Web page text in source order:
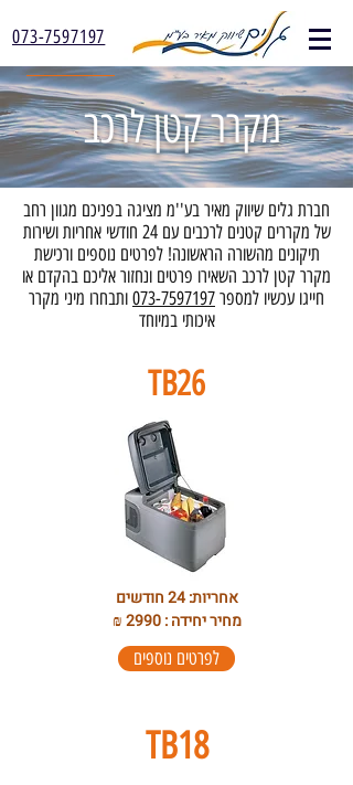
073-7597197
מקרר קטן לרכב
​​חברת גלים שיווק מאיר בע''מ מציגה בפניכם מגוון רחב
של מקררים קטנים לרכבים עם 24 חודשי אחריות ושירות
תיקונים מהשורה הראשונה! לפרטים נוספים ורכישת
מקרר קטן לרכב השאירו פרטים ונחזור אליכם בהקדם או
חייגו עכשיו למספר 073-7597197 ותבחרו מיני מקרר
איכותי במיוחד
TB26
אחריות: 24 חודשים
מחיר יחידה : 2990 ₪
לפרטים נוספים
TB18